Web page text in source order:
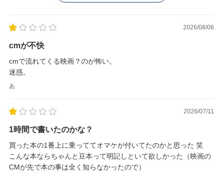
2026/08/06
cmが不快
cmで流れてくる映画？のが怖い。
迷惑。
あ
2026/07/11
1時間で書いたのかな？
買った本の1番上に乗っててオマケが付いてたのかと思った 笑
こんな本ならちゃんと豆本って明記しといて欲しかった（映画の
CMが先で本の事は全く知らなかったので）